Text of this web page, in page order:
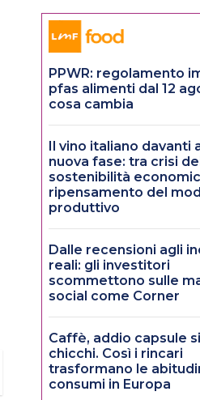
PPWR: regolamento
pfas alimenti dal 12
cosa cambia
Il vino italiano davanti
nuova fase: tra crisi
sostenibilità
ripensamento del
produttivo
Dalle recensioni agli
reali: gli investitori
scommettono sulle
social come Corner
Caffè, addio capsule
chicchi. Così i rincari
trasformano le
consumi in Europa